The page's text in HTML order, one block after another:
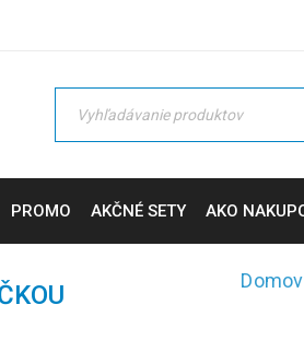
PROMO AKČNÉ SETY AKO
Domov